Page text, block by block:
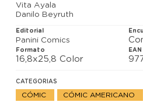
Vita Ayala
Danilo Beyruth
Editorial
Panini Comics
Formato
16,8x25,8 Color
EAN
CATEGORIAS
CÓMIC CÓMIC AMERICANO